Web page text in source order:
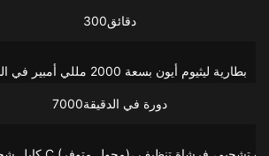
دقائق300
دورة في الدقيقة7000